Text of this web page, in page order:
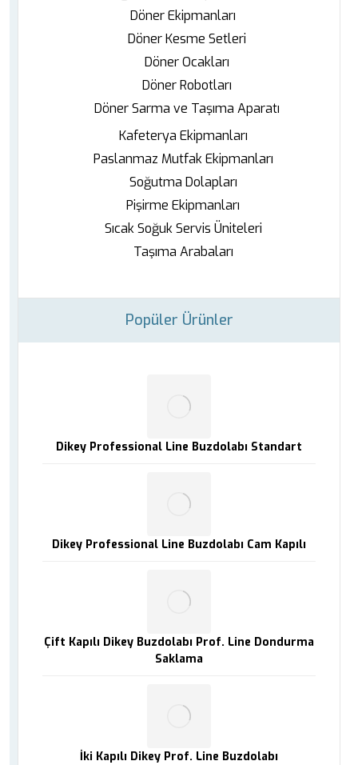
Döner Ekipmanları
Döner Kesme Setleri
Döner Ocakları
Döner Robotları
Döner Sarma ve Taşıma Aparatı
Kafeterya Ekipmanları
Paslanmaz Mutfak Ekipmanları
Soğutma Dolapları
Pişirme Ekipmanları
Sıcak Soğuk Servis Üniteleri
Taşıma Arabaları
Popüler Ürünler
Dikey Professional Line Buzdolabı Standart
Dikey Professional Line Buzdolabı Cam Kapılı
Çift Kapılı Dikey Buzdolabı Prof. Line Dondurma
Saklama
İki Kapılı Dikey Prof. Line Buzdolabı